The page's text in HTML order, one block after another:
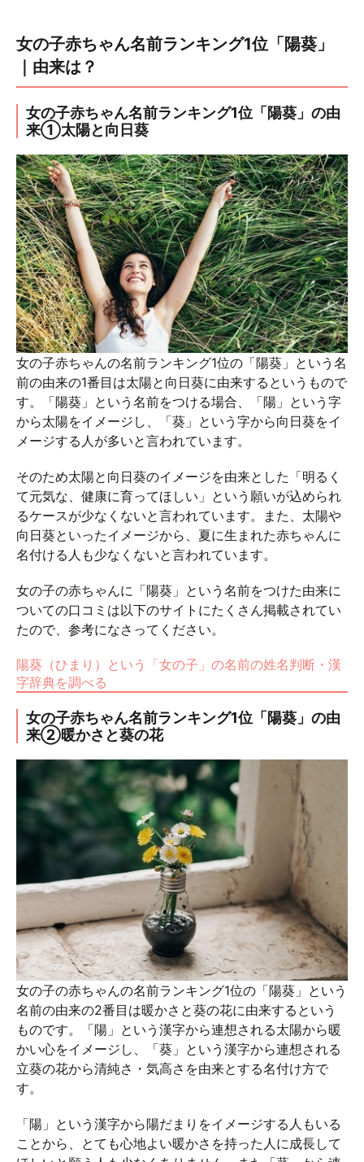
女の子赤ちゃん名前ランキング1位「陽葵」
｜由来は？
女の子赤ちゃん名前ランキング1位「陽葵」の由
来①太陽と向日葵
女の子赤ちゃんの名前ランキング1位の「陽葵」という名
前の由来の1番目は太陽と向日葵に由来するというもので
す。「陽葵」という名前をつける場合、「陽」という字
から太陽をイメージし、「葵」という字から向日葵をイ
メージする人が多いと言われています。
そのため太陽と向日葵のイメージを由来とした「明るく
て元気な、健康に育ってほしい」という願いが込められ
るケースが少なくないと言われています。また、太陽や
向日葵といったイメージから、夏に生まれた赤ちゃんに
名付ける人も少なくないと言われています。
女の子の赤ちゃんに「陽葵」という名前をつけた由来に
ついての口コミは以下のサイトにたくさん掲載されてい
たので、参考になさってください。
陽葵（ひまり）という「女の子」の名前の姓名判断・漢
字辞典を調べる
女の子赤ちゃん名前ランキング1位「陽葵」の由
来②暖かさと葵の花
女の子の赤ちゃんの名前ランキング1位の「陽葵」という
名前の由来の2番目は暖かさと葵の花に由来するという
ものです。「陽」という漢字から連想される太陽から暖
かい心をイメージし、「葵」という漢字から連想される
立葵の花から清純さ・気高さを由来とする名付け方で
す。
「陽」という漢字から陽だまりをイメージする人もいる
ことから、とても心地よい暖かさを持った人に成長して